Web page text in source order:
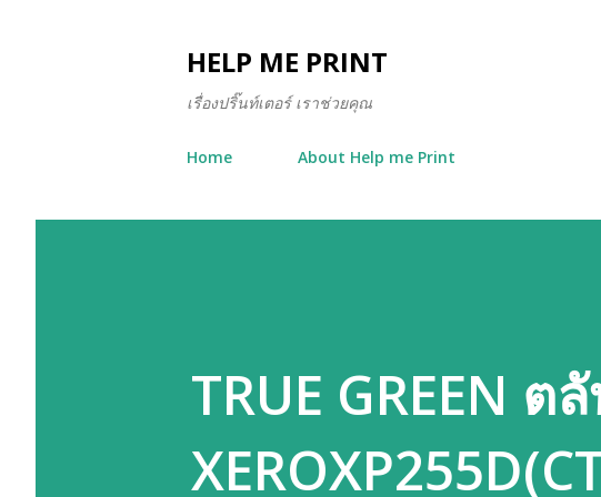
HELP ME PRINT
เรื่องปริ๊นท์เตอร์ เราช่วยคุณ
Home About Help me Print
TRUE GREEN